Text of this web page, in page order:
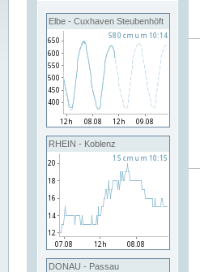
Elbe - Cuxhaven Steubenhöft
RHEIN - Koblenz
DONAU - Passau